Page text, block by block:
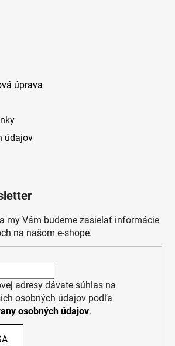
úprava
údajov
my Vám budeme zasielať informácie
na našom e-shope.
adresy dávate súhlas na
osobných údajov podľa
osobných údajov.